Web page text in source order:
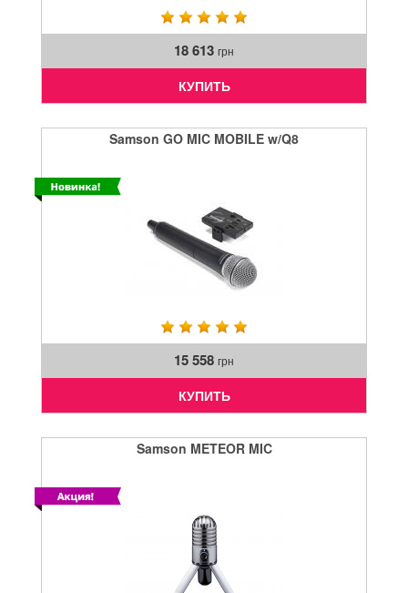
18 613 грн
КУПИТЬ
Samson GO MIC MOBILE w/Q8
15 558 грн
КУПИТЬ
Samson METEOR MIC